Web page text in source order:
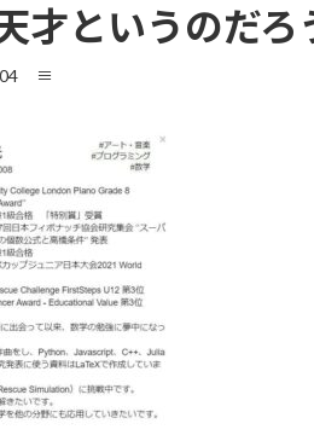
才というのだろ
≡